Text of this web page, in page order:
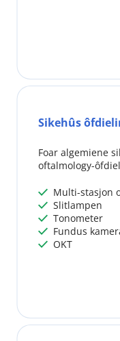
Sikehûs
Foar algemiene
oftalmology-
 Multi-stasjon
 Slitlampen
 Tonometer
 Fundus
 OKT